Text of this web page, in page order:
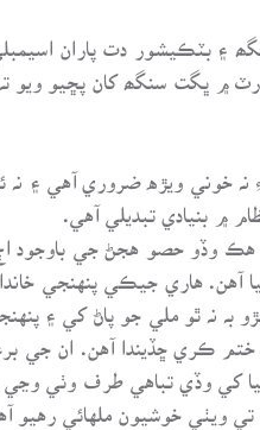
۾ ڀگت سنگھ کان پڇيو ويو تہ
نہ خوني ويڙه ضروري آهي ۽
۾ بنيادي تبديلي آهي.
هڪ وڏو حصو هجڻ جي باوجود
آهن. هاري جيڪي پنهنجي
بہ نہ ٿو ملي جو پاڻ کي ۽
ختم ڪري ڇڏيندا آهن. ان جي
کي وڏي تباهي طرف وٺي وڃي
تي ويٺي خوشيون ملهائي